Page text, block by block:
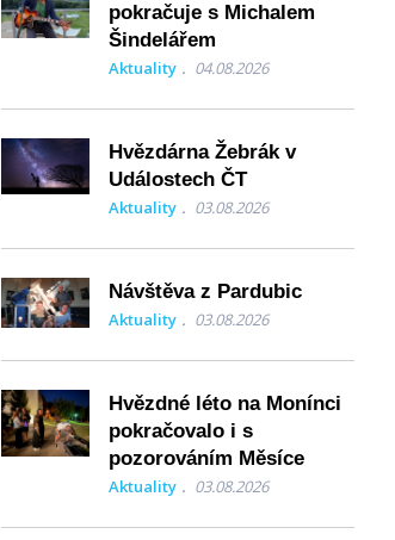
pokračuje s Michalem
Šindelářem
Aktuality 04.08.2026
Hvězdárna Žebrák v
Událostech ČT
Aktuality 03.08.2026
Návštěva z Pardubic
Aktuality 03.08.2026
Hvězdné léto na Monínci
pokračovalo i s
pozorováním Měsíce
Aktuality 03.08.2026